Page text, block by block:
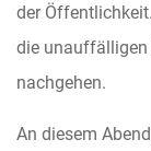
der
die unauffälligen
nachgehen.
An diesem